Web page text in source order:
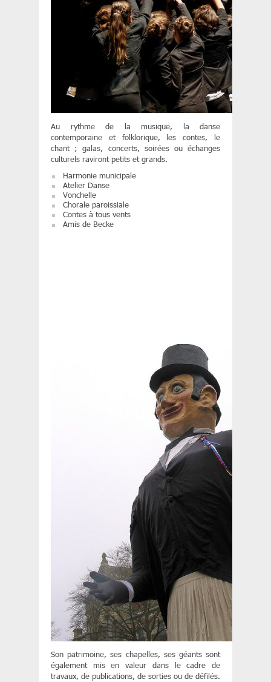
Au rythme de la musique, la danse
contemporaine et folklorique, les contes, le
chant ; galas, concerts, soirées ou échanges
culturels raviront petits et grands.
Harmonie municipale
Atelier Danse
Vonchelle
Chorale paroissiale
Contes à tous vents
Amis de Becke
Son patrimoine, ses chapelles, ses géants sont
également mis en valeur dans le cadre de
travaux, de publications, de sorties ou de défilés.